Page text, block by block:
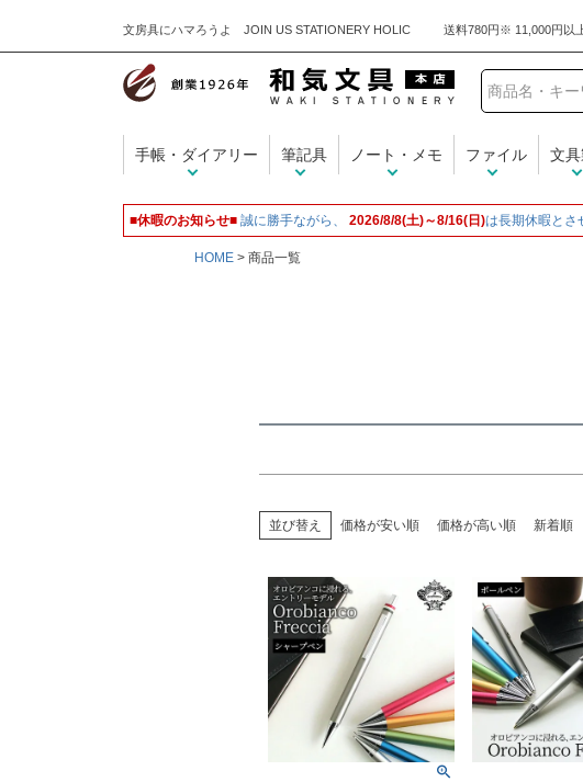
文房具にハマろうよ JOIN US STATIONERY HOLIC
和気文具
手帳・ダイアリー 筆記具 ノート・メモ ファイル 文
■休暇のお知らせ■ 誠に勝手ながら、 2026/8/8(土)～8/16(日)は長期休暇とさ
HOME 商品一覧
キーワード
～
並び替え 価格が安い順 価格が高い順 新着順